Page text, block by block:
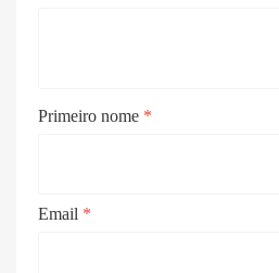
Primeiro nome *
Email *